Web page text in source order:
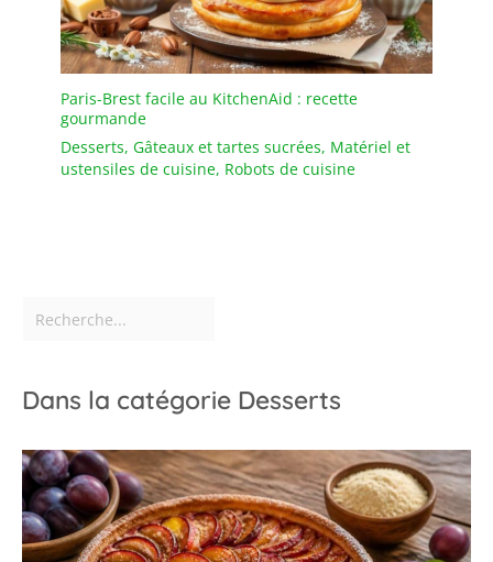
Paris-Brest facile au KitchenAid : recette
gourmande
Desserts, Gâteaux et tartes sucrées, Matériel et
ustensiles de cuisine, Robots de cuisine
Dans la catégorie Desserts